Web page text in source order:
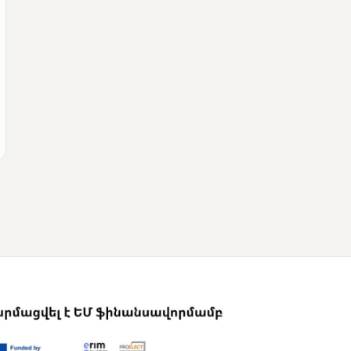
հաջողության